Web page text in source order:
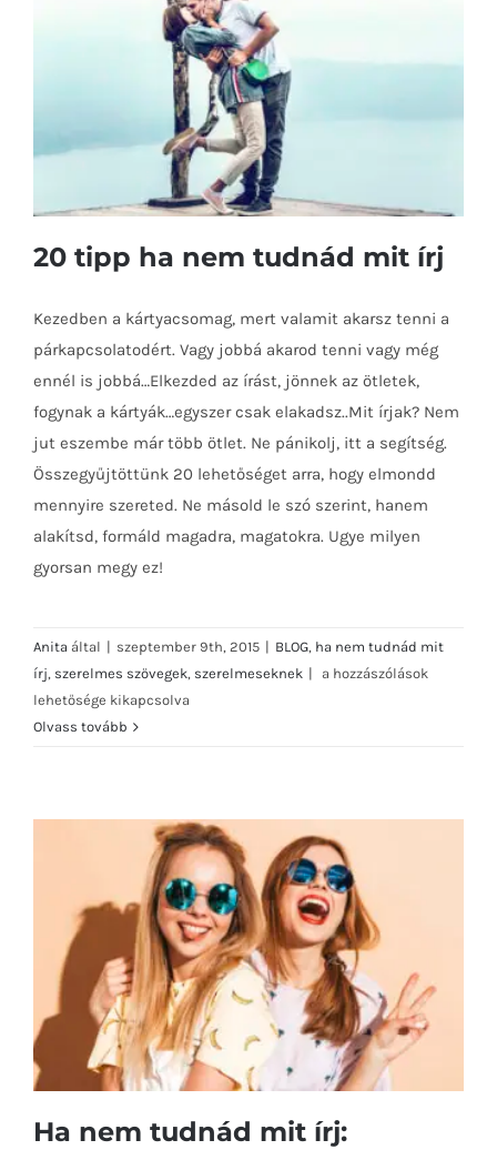
20 tipp ha nem tudnád mit írj
20 tipp ha nem tudnád mit írj
Kezedben a kártyacsomag, mert valamit akarsz tenni a
párkapcsolatodért. Vagy jobbá akarod tenni vagy még
ennél is jobbá…Elkezded az írást, jönnek az ötletek,
fogynak a kártyák…egyszer csak elakadsz..Mit írjak? Nem
jut eszembe már több ötlet. Ne pánikolj, itt a segítség.
Összegyűjtöttünk 20 lehetőséget arra, hogy elmondd
mennyire szereted. Ne másold le szó szerint, hanem
alakítsd, formáld magadra, magatokra. Ugye milyen
gyorsan megy ez!
Anita által | szeptember 9th, 2015 | BLOG, ha nem tudnád mit
írj, szerelmes szövegek, szerelmeseknek |
20
írj
bejegyzéshez
a hozzászólások
lehetősége kikapcsolva
Olvass tovább
Ha nem tudnád mit írj: